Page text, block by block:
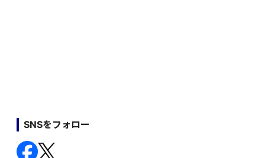
SNSをフォロー